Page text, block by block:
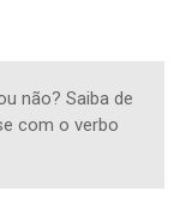
não? Saiba de
com o verbo